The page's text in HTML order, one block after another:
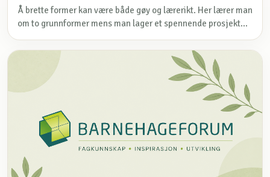
Å brette former kan være både gøy og lærerikt. Her lærer man
om to grunnformer mens man lager et spennende prosjekt...